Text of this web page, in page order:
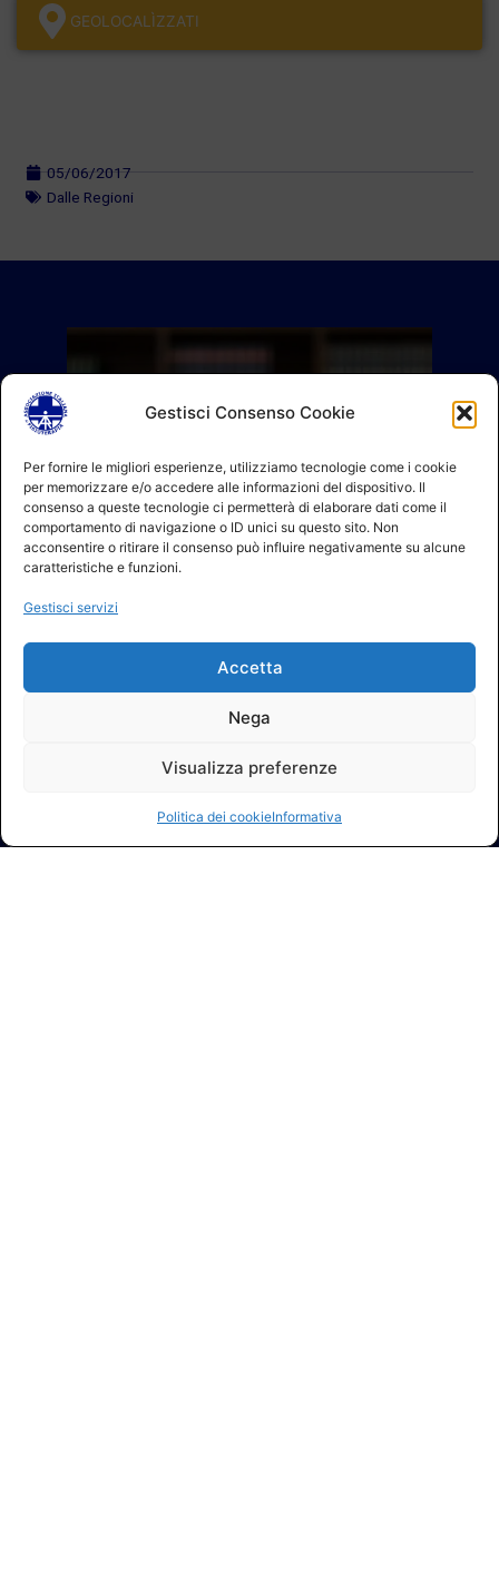
Gestisci Consenso Cookie
Per fornire le migliori esperienze, utilizziamo tecnologie come i cookie
per memorizzare e/o accedere alle informazioni del dispositivo. Il
consenso a queste tecnologie ci permetterà di elaborare dati come il
comportamento di navigazione o ID unici su questo sito. Non
acconsentire o ritirare il consenso può influire negativamente su alcune
caratteristiche e funzioni.
Gestisci servizi
Accetta
Nega
Visualizza preferenze
Politica dei cookieInformativa
GEOLOCALÌZZATI
05/06/2017
Dalle Regioni